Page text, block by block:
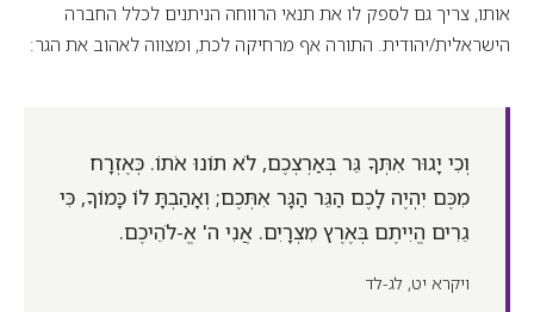
אותו, צריך גם לספק לו את תנאי הרווחה הניתנים לכלל החברה
הישראלית/יהודית. התורה אף מרחיקה לכת, ומצווה לאהוב את הגר:
וְכִי יָגוּר אִתְּךָ גֵּר בְּאַרְצְכֶם, לֹא תוֹנוּ אֹתוֹ. כְּאֶזְרָח
מִכֶּם יִהְיֶה לָכֶם הַגֵּר הַגָּר אִתְּכֶם; וְאָהַבְתָּ לוֹ כָּמוֹךָ, כִּי
גֵרִים הֱיִיתֶם בְּאֶרֶץ מִצְרָיִם. אֲנִי ה' אֱ-לֹהֵיכֶם.
ויקרא יט, לג-לד